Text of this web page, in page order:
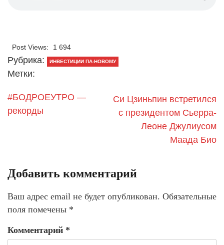
Post Views: 1 694
Рубрика: ИНВЕСТИЦИИ ПА-НОВОМУ
Метки:
#БОДРОЕУТРО —
рекорды
Си Цзиньпин встретился
с президентом Сьерра-
Леоне Джулиусом
Маада Био
Добавить комментарий
Ваш адрес email не будет опубликован. Обязательные
поля помечены *
Комментарий *